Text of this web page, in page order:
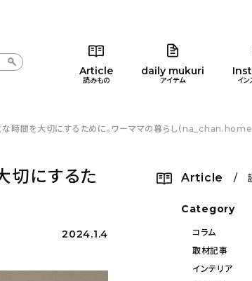
Article
読みもの
daily mukuri
アイテム イン
コラム 暮らし
インテリア
な時間を大切にするために。ワーママの暮らし（na_chan.home
切にするた
2024.1.4
Article / 読
Category
コラム
取材記事
インテリア